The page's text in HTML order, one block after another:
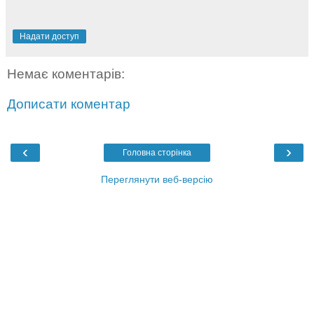
Надати доступ
Немає коментарів:
Дописати коментар
‹ ›
Головна сторінка
Переглянути веб-версію